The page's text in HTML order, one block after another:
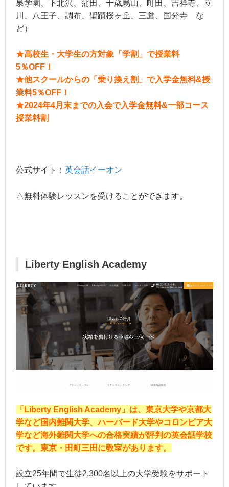
泉学園、下北沢、蒲田、千歳烏山、町田、吉祥寺、立
川、八王子、調布、聖蹟桜ヶ丘、三鷹、国分寺 な
ど）
★高校生・大学生の方対象「学割」で授業料
5％OFF！
★他スクールからの「乗り換え割」で入学金無料&授
業料5％OFF！
★2024年4月末までの入会で入学金無料&一部コース
授業料割
公式サイト： 英会話イーオン
△無料体験レッスンを受けることができます。
Liberty English Academy
「Liberty English Academy」は、東京大学や京都大
学など国内難関大学、ハーバード大学やコロンビア大
学など海外難関大学への合格実績が評判の英会話学校
です。東京・田町三田に教室があります。
設立25年間で生徒2,300名以上の大学受験をサポート